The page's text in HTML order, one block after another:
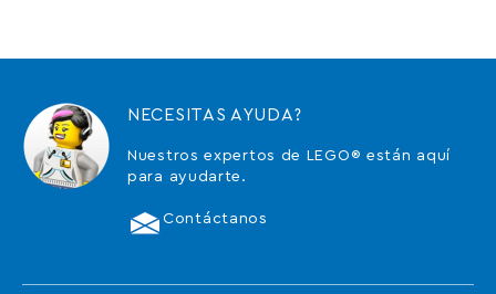
NECESITAS AYUDA?
Nuestros expertos de LEGO® están aquí
para ayudarte.
Contáctanos